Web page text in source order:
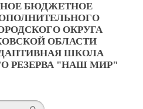
БЮДЖЕТНОЕ
ОКРУГА
ОБЛАСТИ
ШКОЛА
РЕЗЕРВА "НАШ МИР"